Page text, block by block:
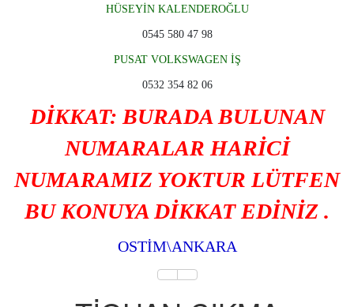
HÜSEYİN KALENDEROĞLU
0545 580 47 98
PUSAT VOLKSWAGEN İŞ
0532 354 82 06
DİKKAT: BURADA BULUNAN
NUMARALAR HARİCİ
NUMARAMIZ YOKTUR LÜTFEN
BU KONUYA DİKKAT EDİNİZ .
OSTİM\ANKARA